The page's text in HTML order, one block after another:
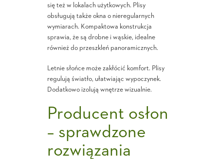
się też w lokalach użytkowych. Plisy
obsługują także okna o nieregularnych
wymiarach. Kompaktowa konstrukcja
sprawia, że są drobne i wąskie, idealne
również do przeszkleń panoramicznych.
Letnie słońce może zakłócić komfort. Plisy
regulują światło, ułatwiając wypoczynek.
Dodatkowo izolują wnętrze wizualnie.
Producent osłon
– sprawdzone
rozwiązania